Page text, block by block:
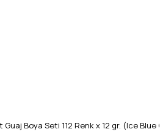
Guaj Boya Seti 112 Renk x 12 gr. (Ice Blue